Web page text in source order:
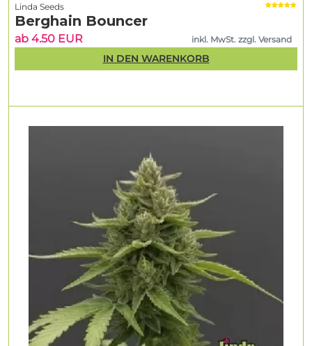
Linda Seeds
Berghain Bouncer
ab 4.50 EUR inkl. MwSt. zzgl. Versand
IN DEN WARENKORB